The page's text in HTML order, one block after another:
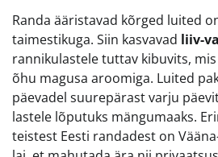
Randa ääristavad kõrged luited
taimestikuga. Siin kasvavad liiv-
rannikulastele tuttav kibuvits,
õhu magusa aroomiga. Luited
päevadel suurepärast varju
lastele lõputuks mängumaaks.
teistest Eesti randadest on